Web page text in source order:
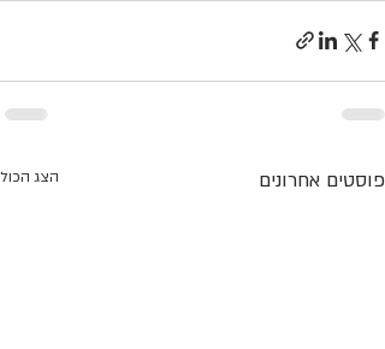
פוסטים אחרונים הצג הכול